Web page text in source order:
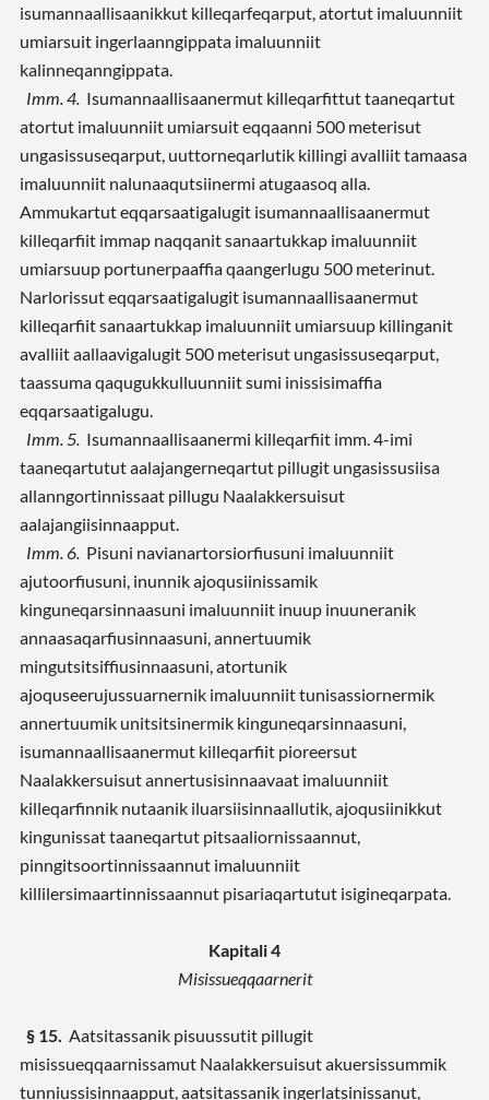
isumannaallisaanikkut killeqarfeqarput, atortut imaluunniit
umiarsuit ingerlaanngippata imaluunniit
kalinneqanngippata.
Imm. 4. Isumannaallisaanermut killeqarfittut taaneqartut
atortut imaluunniit umiarsuit eqqaanni 500 meterisut
ungasissuseqarput, uuttorneqarlutik killingi avalliit tamaasa
imaluunniit nalunaaqutsiinermi atugaasoq alla.
Ammukartut eqqarsaatigalugit isumannaallisaanermut
killeqarfiit immap naqqanit sanaartukkap imaluunniit
umiarsuup portunerpaaffia qaangerlugu 500 meterinut.
Narlorissut eqqarsaatigalugit isumannaallisaanermut
killeqarfiit sanaartukkap imaluunniit umiarsuup killinganit
avalliit aallaavigalugit 500 meterisut ungasissuseqarput,
taassuma qaqugukkulluunniit sumi inissisimaffia
eqqarsaatigalugu.
Imm. 5. Isumannaallisaanermi killeqarfiit imm. 4-imi
taaneqartutut aalajangerneqartut pillugit ungasissusiisa
allanngortinnissaat pillugu Naalakkersuisut
aalajangiisinnaapput.
Imm. 6. Pisuni navianartorsiorfiusuni imaluunniit
ajutoorfiusuni, inunnik ajoqusiinissamik
kinguneqarsinnaasuni imaluunniit inuup inuuneranik
annaasaqarfiusinnaasuni, annertuumik
mingutsitsiffiusinnaasuni, atortunik
ajoquseerujussuarnernik imaluunniit tunisassiornermik
annertuumik unitsitsinermik kinguneqarsinnaasuni,
isumannaallisaanermut killeqarfiit pioreersut
Naalakkersuisut annertusisinnaavaat imaluunniit
killeqarfinnik nutaanik iluarsiisinnaallutik, ajoqusiinikkut
kingunissat taaneqartut pitsaaliornissaannut,
pinngitsoortinnissaannut imaluunniit
killilersimaartinnissaannut pisariaqartutut isigineqarpata.
Kapitali 4
Misissueqqaarnerit
§ 15. Aatsitassanik pisuussutit pillugit
misissueqqaarnissamut Naalakkersuisut akuersissummik
tunniussisinnaapput, aatsitassanik ingerlatsinissanut,